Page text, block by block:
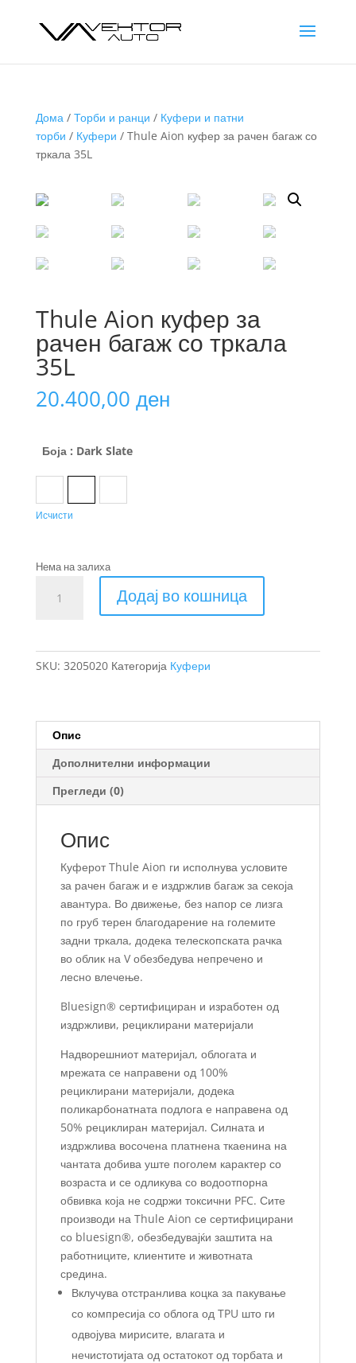
Дома/ Торби и ранци / Куфери и патни
торби / Куфери / Thule Aion куфер за рачен багаж со
тркала 35L
Thule Aion куфер за
рачен багаж со тркала
35L
20.400,00 ден
Боја : Dark Slate
Исчисти
Нема на залиха
35L
количина
Додај во кошница
SKU: 3205020 Категорија Куфери
Опис
Дополнителни информации
Прегледи (0)
Опис
Куферот Thule Aion ги исполнува условите
за рачен багаж и е издржлив багаж за секоја
авантура. Во движење, без напор се лизга
по груб терен благодарение на големите
задни тркала, додека телескопската рачка
во облик на V обезбедува непречено и
лесно влечење.
Bluesign® сертифициран и изработен од
издржливи, рециклирани материјали
Надворешниот материјал, облогата и
мрежата се направени од 100%
рециклирани материјали, додека
поликарбонатната подлога е направена од
50% рециклиран материјал. Силната и
издржлива восочена платнена ткаенина на
чантата добива уште поголем карактер со
возраста и се одликува со водоотпорна
обвивка која не содржи токсични PFC. Сите
производи на Thule Aion се сертифицирани
со bluesign®, обезбедувајќи заштита на
работниците, клиентите и животната
средина.
Вклучува отстранлива коцка за пакување
со компресија со облога од TPU што ги
одвојува мирисите, влагата и
нечистотијата од остатокот од торбата и